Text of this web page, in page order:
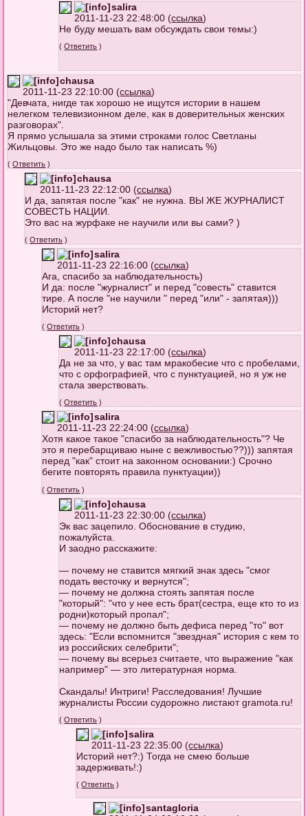
salira
2011-11-23 22:48:00 (ссылка)
Не буду мешать вам обсуждать свои темы:)
(Ответить )
chausa
2011-11-23 22:10:00 (ссылка)
"Девчата, нигде так хорошо не ищутся истории в нашем
нелегком телевизионном деле, как в доверительных женских
разговорах".
Я прямо услышала за этими строками голос Светланы
Жильцовы. Это же надо было так написать %)
(Ответить )
chausa
2011-11-23 22:12:00 (ссылка)
И да, запятая после "как" не нужна. ВЫ ЖЕ ЖУРНАЛИСТ
СОВЕСТЬ НАЦИИ.
Это вас на журфаке не научили или вы сами? )
(Ответить )
salira
2011-11-23 22:16:00 (ссылка)
Ага, спасибо за наблюдательность)
И да: после "журналист" и перед "совесть" ставится
тире. А после "не научили " перед "или" - запятая)))
Историй нет?
(Ответить )
chausa
2011-11-23 22:17:00 (ссылка)
Да не за что, у вас там мракобесие что с пробелами,
что с орфографией, что с пунктуацией, но я уж не
стала зверствовать.
(Ответить )
salira
2011-11-23 22:24:00 (ссылка)
Хотя какое такое "спасибо за наблюдательность"? Че
это я перебарщиваю ныне с вежливостью??))) запятая
перед "как" стоит на законном основании:) Срочно
бегите повторять правила пунктуации))
(Ответить )
chausa
2011-11-23 22:30:00 (ссылка)
Эк вас зацепило. Обоснование в студию,
пожалуйста.
И заодно расскажите:
— почему не ставится мягкий знак здесь "смог
подать весточку и вернутся";
— почему не должна стоять запятая после
"который": "что у нее есть брат(сестра, еще кто то из
родни)который пропал";
— почему не должно быть дефиса перед "то" вот
здесь: "Если вспомнится "звездная" история с кем то
из российских селебрити";
— почему вы всерьез считаете, что выражение "как
например" — это литературная норма.
Скандалы! Интриги! Расследования! Лучшие
журналисты России судорожно листают gramota.ru!
(Ответить )
salira
2011-11-23 22:35:00 (ссылка)
Историй нет?:) Тогда не смею больше
задерживать!:)
(Ответить )
santagloria